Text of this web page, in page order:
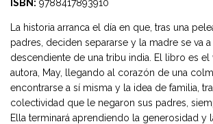
ISBN: 9788417893910
La historia arranca el día en que, tras una
padres, deciden separarse y la madre se va a
descendiente de una tribu india. El libro es el
autora, May, llegando al corazón de una
encontrarse a sí misma y la idea de familia,
colectividad que le negaron sus padres,
Ella terminará aprendiendo la generosidad y